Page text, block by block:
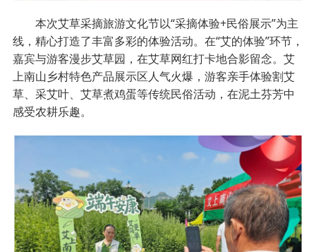
本次艾草采摘旅游文化节以“采摘体验+民俗展示”为主
线，精心打造了丰富多彩的体验活动。在“艾的体验”环节，
嘉宾与游客漫步艾草园，在艾草网红打卡地合影留念。艾
上南山乡村特色产品展示区人气火爆，游客亲手体验割艾
草、采艾叶、艾草煮鸡蛋等传统民俗活动，在泥土芬芳中
感受农耕乐趣。